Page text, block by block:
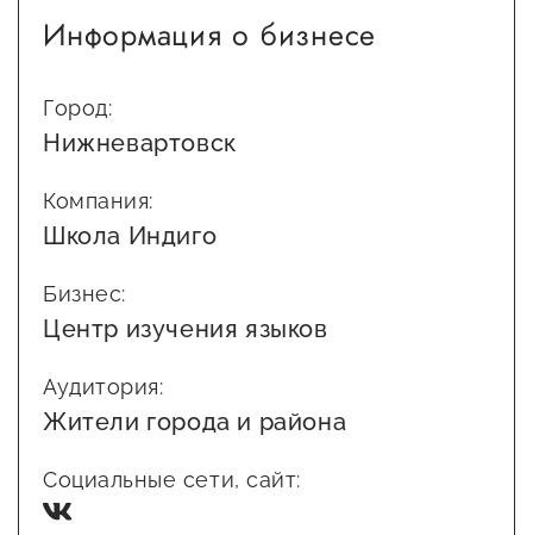
Сервисы для бизнеса
О фонде
Контакты
Информация о бизнесе
Город:
Нижневартовск
Компания:
Школа Индиго
Бизнес:
Центр изучения языков
Аудитория:
Жители города и района
Социальные сети, сайт: